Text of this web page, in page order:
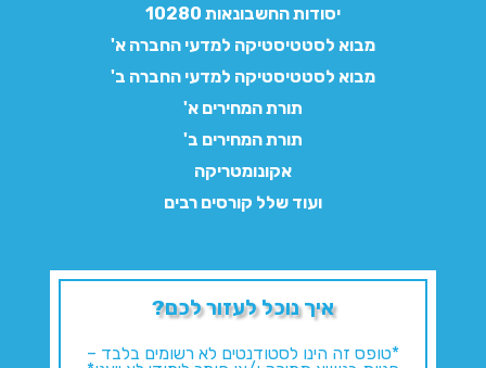
יסודות החשבונאות 10280
מבוא לסטטיסטיקה למדעי החברה א'
מבוא לסטטיסטיקה למדעי החברה ב'
תורת המחירים א'
תורת המחירים ב'
אקונומטריקה
ועוד שלל קורסים רבים
איך נוכל לעזור לכם?
*טופס זה הינו לסטודנטים לא רשומים בלבד –